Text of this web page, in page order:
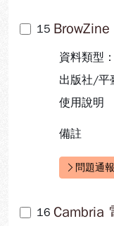
15
資料類型：
出版社/平
使用說明
備註
快速連結：
問題通報
16 Cambria